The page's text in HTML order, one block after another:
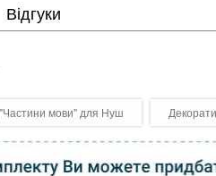
Відгуки
мови" для Нуш